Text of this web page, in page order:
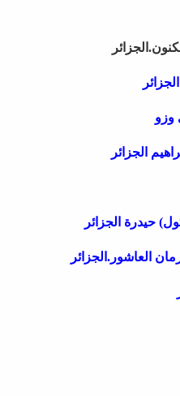
الجزائر
حيدرة الجزائر
العاشور.الجزائر